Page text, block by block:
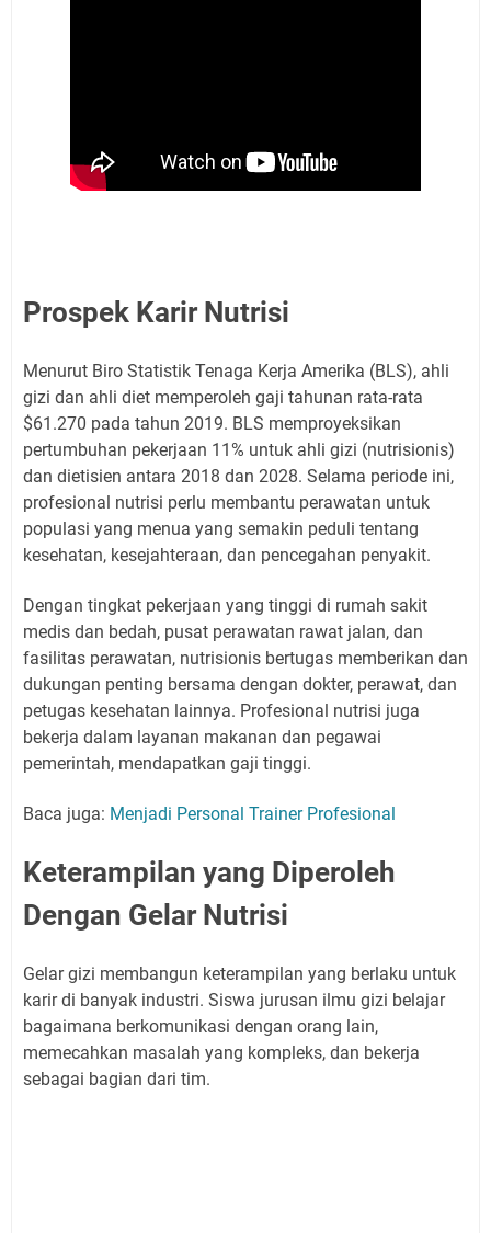
Prospek Karir Nutrisi
Menurut Biro Statistik Tenaga Kerja Amerika (BLS), ahli
gizi dan ahli diet memperoleh gaji tahunan rata-rata
$61.270 pada tahun 2019. BLS memproyeksikan
pertumbuhan pekerjaan 11% untuk ahli gizi (nutrisionis)
dan dietisien antara 2018 dan 2028. Selama periode ini,
profesional nutrisi perlu membantu perawatan untuk
populasi yang menua yang semakin peduli tentang
kesehatan, kesejahteraan, dan pencegahan penyakit.
Dengan tingkat pekerjaan yang tinggi di rumah sakit
medis dan bedah, pusat perawatan rawat jalan, dan
fasilitas perawatan, nutrisionis bertugas memberikan dan
dukungan penting bersama dengan dokter, perawat, dan
petugas kesehatan lainnya. Profesional nutrisi juga
bekerja dalam layanan makanan dan pegawai
pemerintah, mendapatkan gaji tinggi.
Baca juga: Menjadi Personal Trainer Profesional
Keterampilan yang Diperoleh
Dengan Gelar Nutrisi
Gelar gizi membangun keterampilan yang berlaku untuk
karir di banyak industri. Siswa jurusan ilmu gizi belajar
bagaimana berkomunikasi dengan orang lain,
memecahkan masalah yang kompleks, dan bekerja
sebagai bagian dari tim.